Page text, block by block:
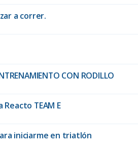
a correr.
CON RODILLO
Reacto TEAM E
iniciarme en triatlón